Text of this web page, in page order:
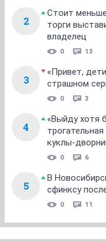
2
Стоит
торги
владелец
0 13
3
«Привет,
страшном
0 3
4
«Выйду хотя
куклы-
0 6
5
В
сфинксу
0 11